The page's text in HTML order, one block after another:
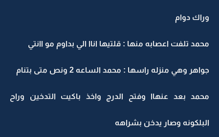
وراك دوام
محمد تلفت اعصابه منها : قلتيها اناا الي بداوم مو اانتي
جواهر وهي منزله راسها : محمد الساعه 2 ونص متى بتنام
محمد بعد عنهاا وفتح الدرج واخذ باكيت التدخين وراح
البلكونه وصار يدخن بشراهه